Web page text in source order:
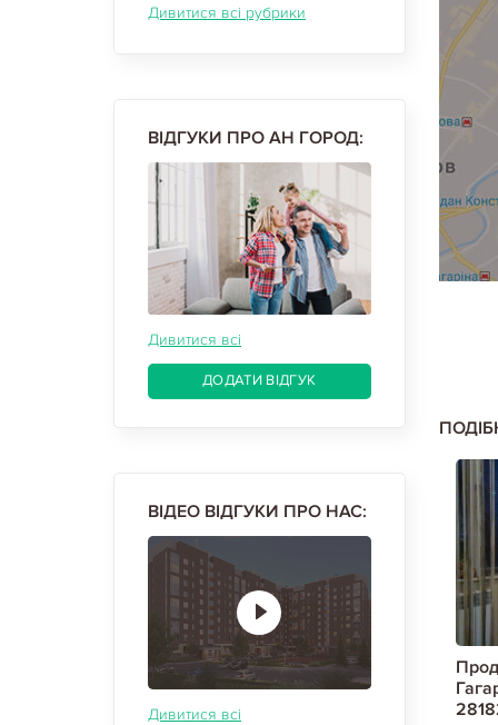
Дивитися всі рубрики
ВІДГУКИ ПРО АН ГОРОД:
Дивитися всі
ДОДАТИ ВІДГУК
ВІДЕО ВІДГУКИ ПРО НАС:
Дивитися всі
Продам 1-кімнатну квартиру,
Гагарина проспект, Спортивная
метро, Код: 353961/9